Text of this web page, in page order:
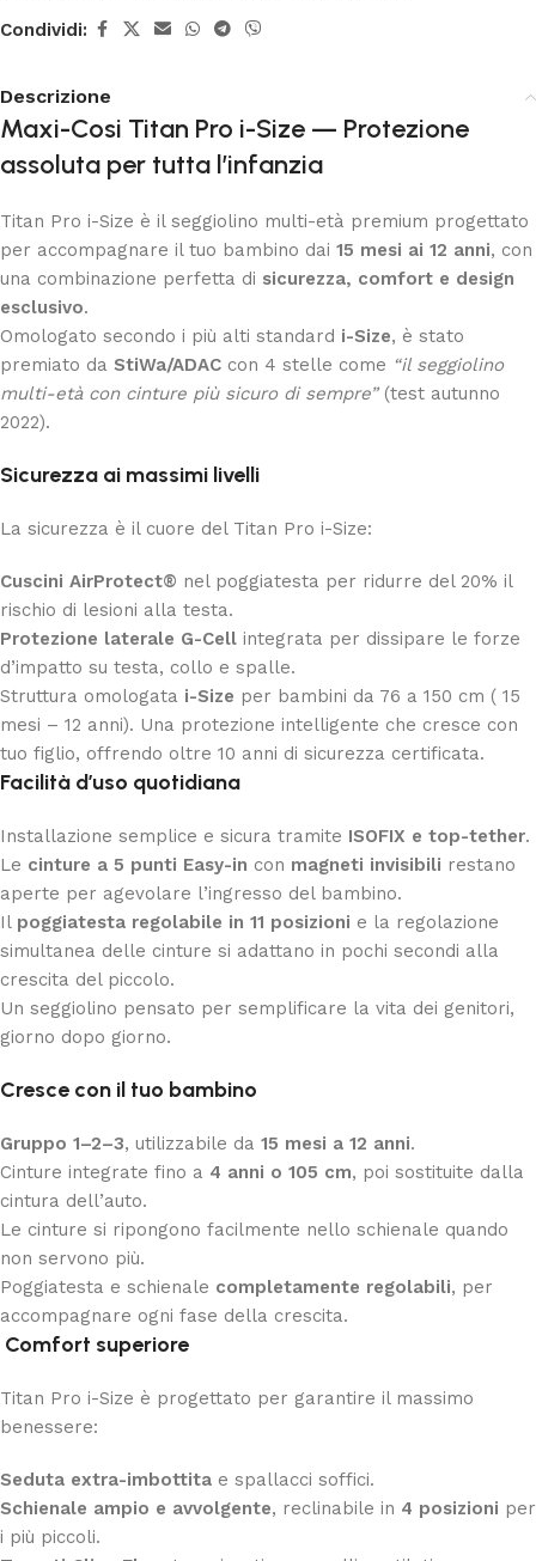
Condividi:
Descrizione
Maxi-Cosi Titan Pro i-Size — Protezione
assoluta per tutta l’infanzia
Titan Pro i-Size è il seggiolino multi-età premium progettato
per accompagnare il tuo bambino dai 15 mesi ai 12 anni, con
una combinazione perfetta di sicurezza, comfort e design
esclusivo.
Omologato secondo i più alti standard i-Size, è stato
premiato da StiWa/ADAC con 4 stelle come “il seggiolino
multi-età con cinture più sicuro di sempre”(test autunno
2022).
Sicurezza ai massimi livelli
La sicurezza è il cuore del Titan Pro i-Size:
Cuscini AirProtect® nel poggiatesta per ridurre del 20% il
rischio di lesioni alla testa.
Protezione laterale G-Cell integrata per dissipare le forze
d’impatto su testa, collo e spalle.
Struttura omologata i-Size per bambini da 76 a 150 cm ( 15
mesi – 12 anni). Una protezione intelligente che cresce con
tuo figlio, offrendo oltre 10 anni di sicurezza certificata.
Facilità d’uso quotidiana
Installazione semplice e sicura tramite ISOFIX e top-tether.
Le cinture a 5 punti Easy-in con magneti invisibili restano
aperte per agevolare l’ingresso del bambino.
Il poggiatesta regolabile in 11 posizioni e la regolazione
simultanea delle cinture si adattano in pochi secondi alla
crescita del piccolo.
Un seggiolino pensato per semplificare la vita dei genitori,
giorno dopo giorno.
Cresce con il tuo bambino
Gruppo 1–2–3, utilizzabile da 15 mesi a 12 anni.
Cinture integrate fino a 4 anni o 105 cm, poi sostituite dalla
cintura dell’auto.
Le cinture si ripongono facilmente nello schienale quando
non servono più.
Poggiatesta e schienale completamente regolabili, per
accompagnare ogni fase della crescita.
Comfort superiore
Titan Pro i-Size è progettato per garantire il massimo
benessere:
Seduta extra-imbottita e spallacci soffici.
Schienale ampio e avvolgente, reclinabile in 4 posizioni per
i più piccoli.